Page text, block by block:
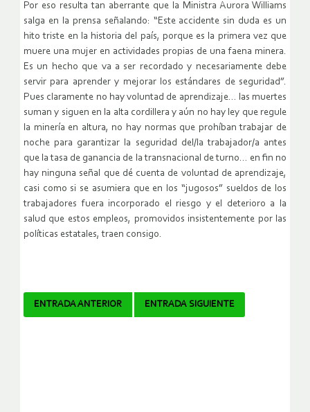
Por eso resulta tan aberrante que la Ministra Aurora Williams
salga en la prensa señalando: “Este accidente sin duda es un
hito triste en la historia del país, porque es la primera vez que
muere una mujer en actividades propias de una faena minera.
Es un hecho que va a ser recordado y necesariamente debe
servir para aprender y mejorar los estándares de seguridad”.
Pues claramente no hay voluntad de aprendizaje… las muertes
suman y siguen en la alta cordillera y aún no hay ley que regule
la minería en altura, no hay normas que prohíban trabajar de
noche para garantizar la seguridad del/la trabajador/a antes
que la tasa de ganancia de la transnacional de turno… en fin no
hay ninguna señal que dé cuenta de voluntad de aprendizaje,
casi como si se asumiera que en los “jugosos” sueldos de los
trabajadores fuera incorporado el riesgo y el deterioro a la
salud que estos empleos, promovidos insistentemente por las
políticas estatales, traen consigo.
Navegador
ENTRADA ANTERIOR ENTRADA SIGUIENTE